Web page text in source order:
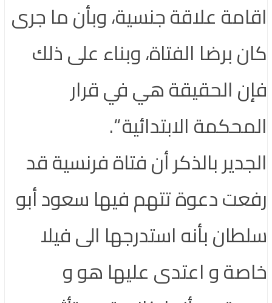
اقامة علاقة جنسية، وبأن ما جرى
كان برضا الفتاة، وبناء على ذلك
فإن الحقيقة هي في قرار
المحكمة الابتدائية “.
الجدير بالذكر أن فتاة فرنسية قد
رفعت دعوة تتهم فيها سعود أبو
سلطان بأنه استدرجها الى فيلا
خاصة و اعتدى عليها هو و